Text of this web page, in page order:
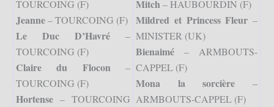
TOURCOING (F)
Jeanne– TOURCOING (F)
Le Duc D’Havré –
TOURCOING (F)
Claire du Flocon –
TOURCOING (F)
Hortense – TOURCOING
Mitch– HAUBOURDIN (F)
Mildred et Princess Fleur –
MINISTER (UK)
Bienaimé – ARMBOUTS-
CAPPEL (F)
Mona la sorcière –
ARMBOUTS-CAPPEL (F)